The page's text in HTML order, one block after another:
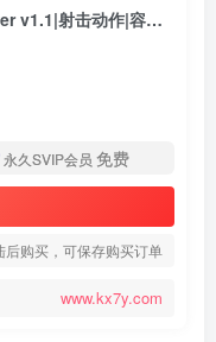
S.普里兹姆毁灭者/S. Prysm Destroyer v1.1|射击动作|容量1.3GB|免安装绿色中文版
永久SVIP会员 免费
购买，可保存购买订单
www.kx7y.com